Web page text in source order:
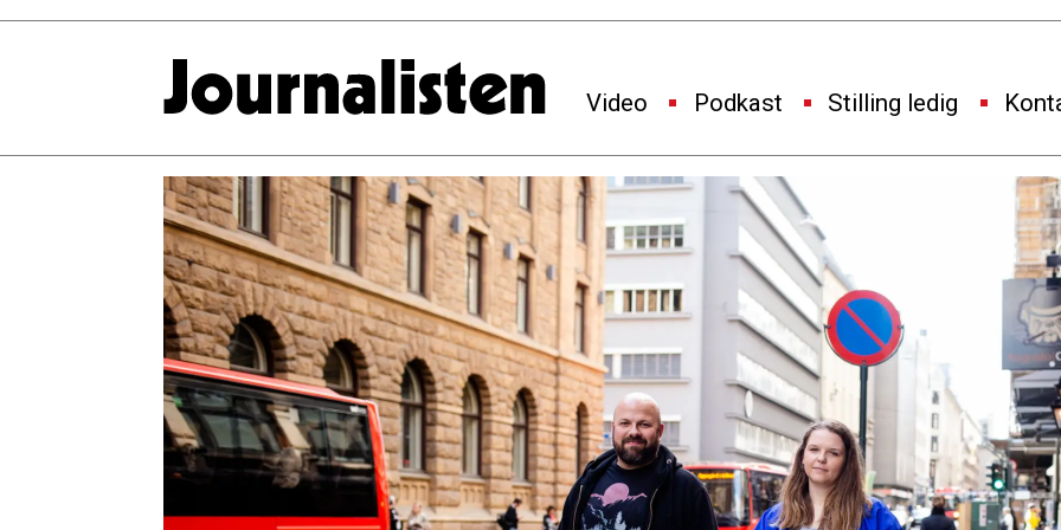
Video Podkast Stilling ledig